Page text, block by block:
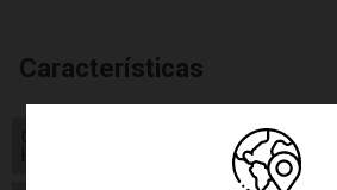
Características
Código de